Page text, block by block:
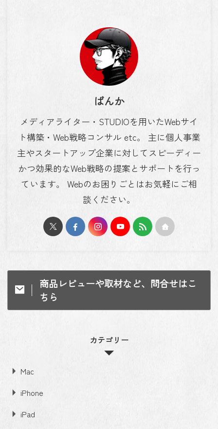
ばんか
メディアライター・STUDIOを用いたWebサイ
ト構築・Web戦略コンサル etc。 主に個人事業
主やスタートアップ企業に対してスピーディー
かつ効果的なWeb戦略の提案とサポートを行っ
ています。 Webのお困りごとはお気軽にご相
談ください。
商品レビューや取材など、問合せはこ
ちら
カテゴリー
Mac
iPhone
iPad